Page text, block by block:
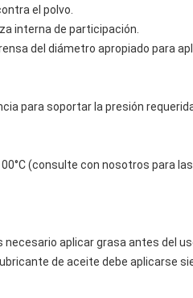
el polvo.
interna de participación.
del diámetro apropiado para
para soportar la presión
(consulte con nosotros para
necesario aplicar grasa antes del
de aceite debe aplicarse